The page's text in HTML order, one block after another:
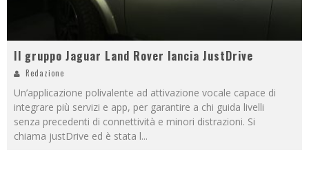
Il gruppo Jaguar Land Rover lancia JustDrive
Redazione
Un’applicazione polivalente ad attivazione vocale capace di
integrare più servizi e app, per garantire a chi guida livelli
senza precedenti di connettività e minori distrazioni. Si
chiama justDrive ed è stata l...